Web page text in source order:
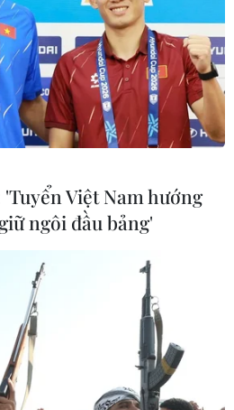
mạnh dịp giáp Tết,
có nguồn thu kỷ lục
sầu riêng tại vườn giá từ
tùy loại, cao gấp đôi cùng kỳ
dân có nguồn thu kỷ lục, từ
Việt Nam hướng
ngôi đầu bảng'